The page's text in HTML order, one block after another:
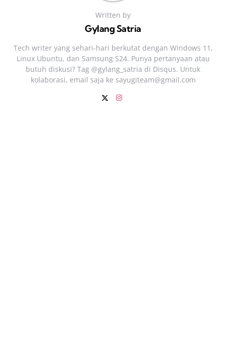
Written by
Gylang Satria
Tech writer yang sehari‑hari berkutat dengan Windows 11,
Linux Ubuntu, dan Samsung S24. Punya pertanyaan atau
butuh diskusi? Tag @gylang_satria di Disqus. Untuk
kolaborasi, email saja ke sayugiteam@gmail.com